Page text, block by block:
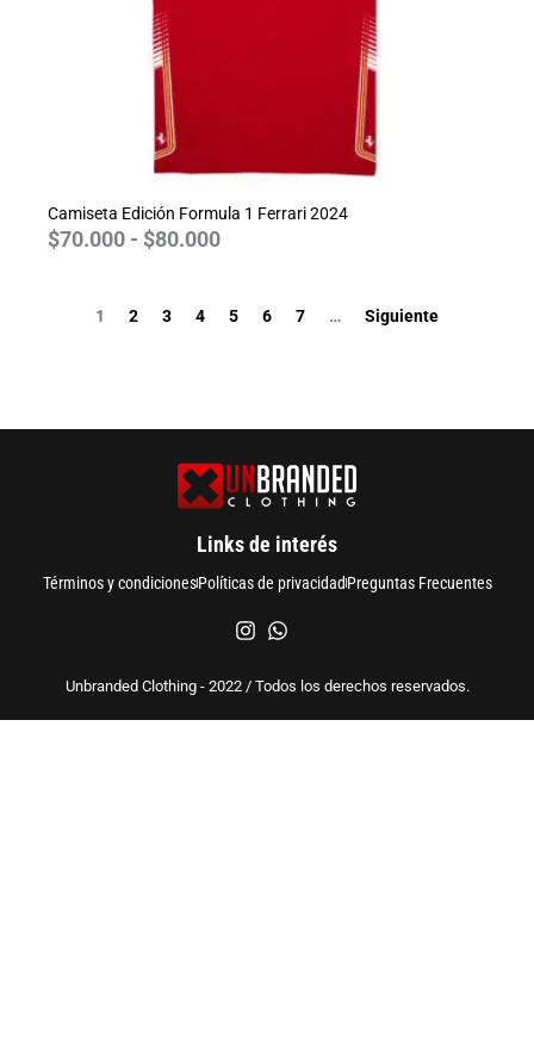
Camiseta Edición Formula 1 Ferrari 2024
$70.000 - $80.000
1 2 3 4 5 6 7 … Siguiente
Links de interés
Términos y condicionesPolíticas de privacidadPreguntas Frecuentes
Unbranded Clothing - 2022 / Todos los derechos reservados.